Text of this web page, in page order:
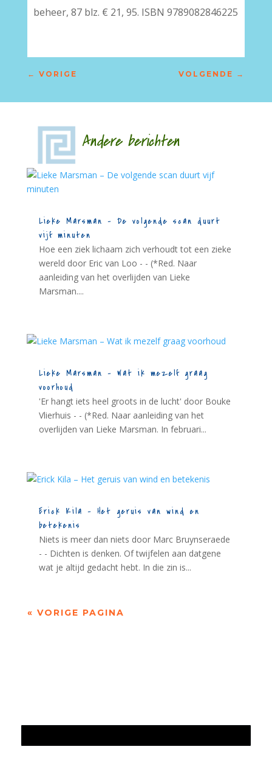
beheer, 87 blz. € 21, 95. ISBN 9789082846225
← VORIGE VOLGENDE →
Andere berichten
Lieke Marsman – De volgende scan duurt
vijf minuten
Hoe een ziek lichaam zich verhoudt tot een zieke
wereld door Eric van Loo - - (*Red. Naar
aanleiding van het overlijden van Lieke
Marsman....
Lieke Marsman – Wat ik mezelf graag
voorhoud
'Er hangt iets heel groots in de lucht' door Bouke
Vlierhuis - - (*Red. Naar aanleiding van het
overlijden van Lieke Marsman. In februari...
Erick Kila – Het geruis van wind en
betekenis
Niets is meer dan niets door Marc Bruynseraede
- - Dichten is denken. Of twijfelen aan datgene
wat je altijd gedacht hebt. In die zin is...
« VORIGE PAGINA